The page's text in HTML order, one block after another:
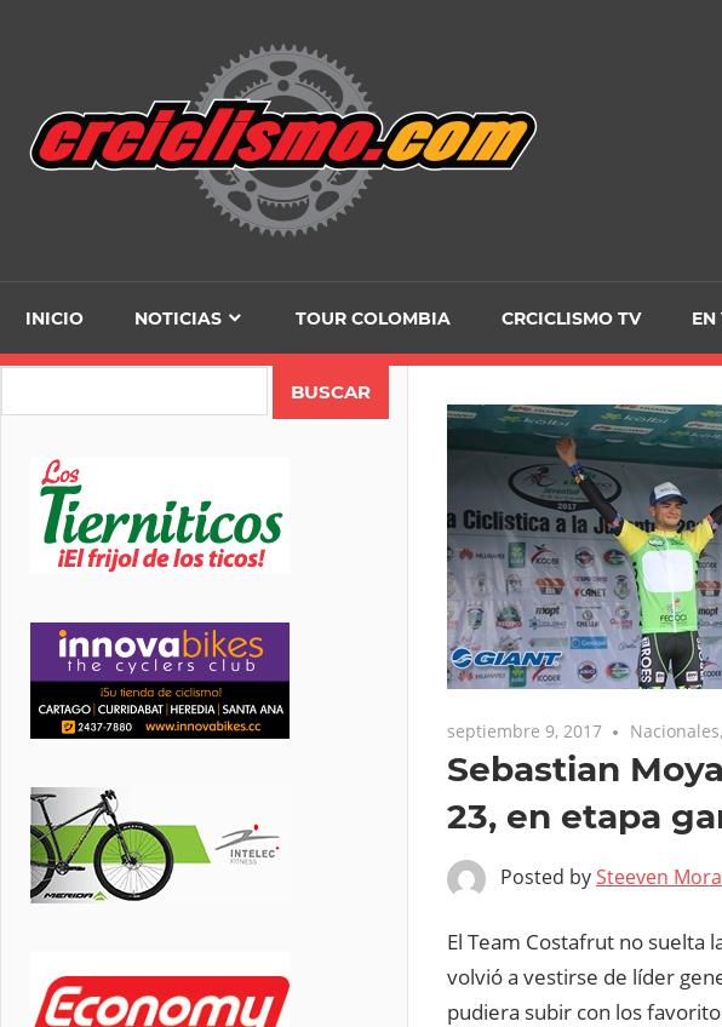
INICIO NOTICIAS TOUR COLOMBIA CRCICLISMO TV EN
septiembre 9, 2017 Nacionales,
Sebastian
23, en etapa
Posted bySteeven Mora
El Team Costafrut no suelta
volvió a vestirse de líder
pudiera subir con los